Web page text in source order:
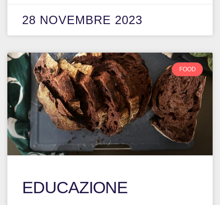
28 NOVEMBRE 2023
FOOD
EDUCAZIONE